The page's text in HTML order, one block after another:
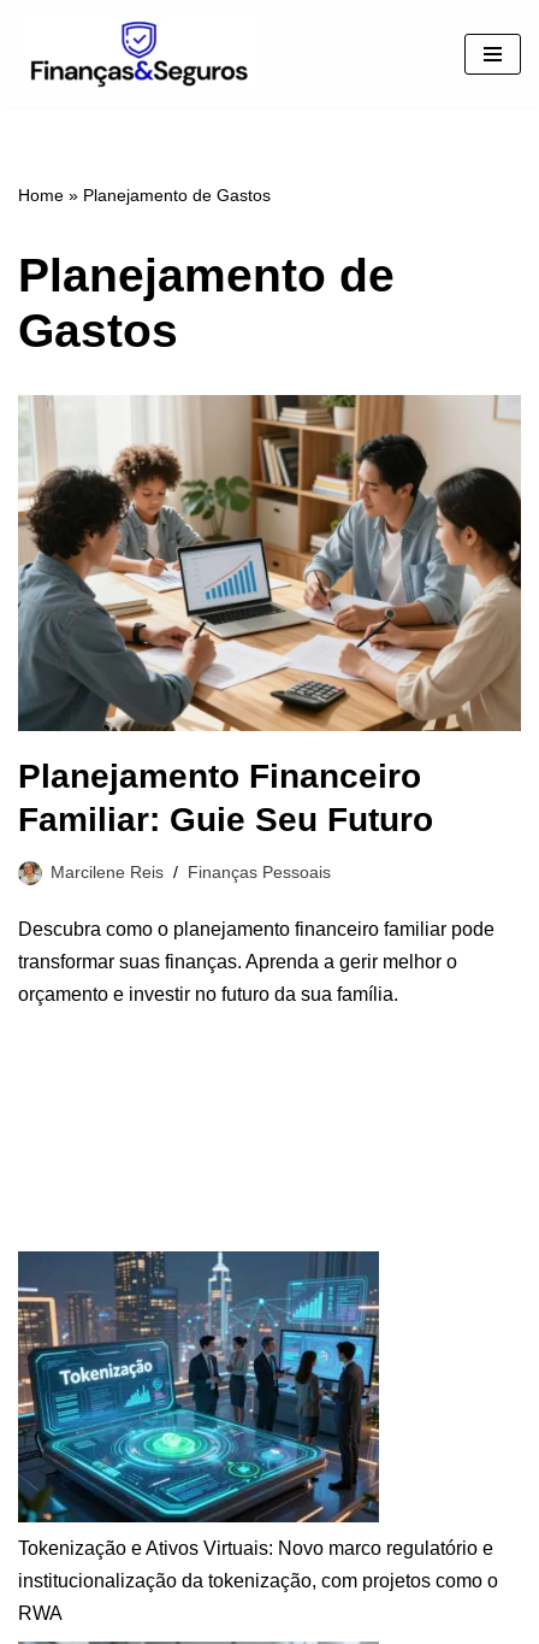
Pular
Home » Planejamento de Gastos
Planejamento de
Gastos
Planejamento Financeiro
Familiar: Guie Seu Futuro
Marcilene Reis Finanças Pessoais
Descubra como o planejamento financeiro familiar pode
transformar suas finanças. Aprenda a gerir melhor o
orçamento e investir no futuro da sua família.
Tokenização e Ativos Virtuais: Novo marco regulatório e
institucionalização da tokenização, com projetos como o
RWA